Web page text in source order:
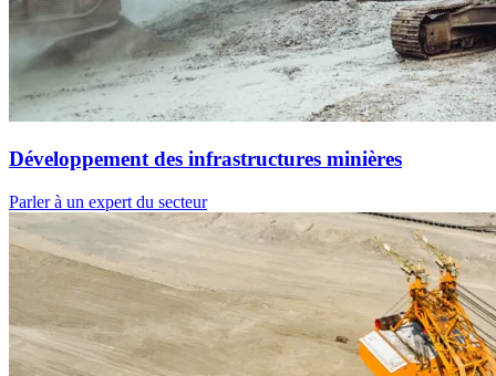
Développement des infrastructures minières
Parler à un expert du secteur